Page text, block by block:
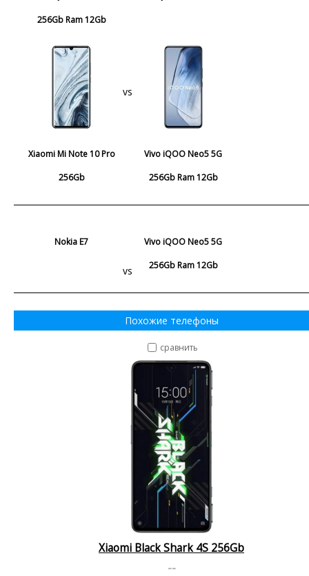
256Gb Ram 12Gb
Xiaomi Mi Note 10 Pro
256Gb
vs
Vivo iQOO Neo5 5G
256Gb Ram 12Gb
Nokia E7
vs
Vivo iQOO Neo5 5G
256Gb Ram 12Gb
Похожие телефоны
сравнить
Xiaomi Black Shark 4S 256Gb
--